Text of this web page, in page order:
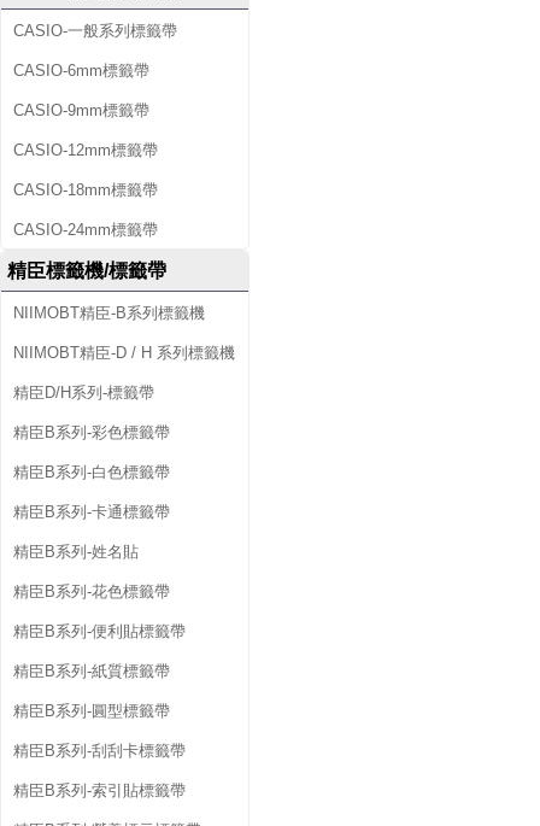
CASIO-一般系列標籤帶
CASIO-6mm標籤帶
CASIO-9mm標籤帶
CASIO-12mm標籤帶
CASIO-18mm標籤帶
CASIO-24mm標籤帶
精臣標籤機/標籤帶
NIIMOBT精臣-B系列標籤機
NIIMOBT精臣-D / H 系列標籤機
精臣D/H系列-標籤帶
精臣B系列-彩色標籤帶
精臣B系列-白色標籤帶
精臣B系列-卡通標籤帶
精臣B系列-姓名貼
精臣B系列-花色標籤帶
精臣B系列-便利貼標籤帶
精臣B系列-紙質標籤帶
精臣B系列-圓型標籤帶
精臣B系列-刮刮卡標籤帶
精臣B系列-索引貼標籤帶